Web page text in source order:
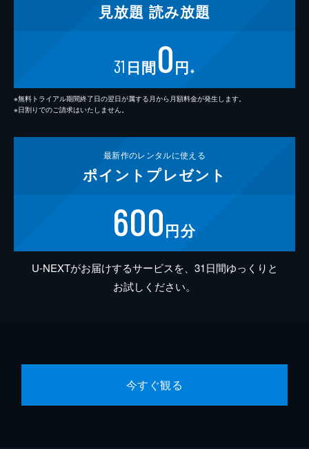
見放題 読み放題
31 日間0円 ※
※無料トライアル期間終了日の翌日が属する月から月額料金が発生します。
※日割りでのご請求はいたしません。
最新作のレンタルに使える
ポイント プレゼント
600円分
U-NEXTがお届けするサービスを、31日間ゆっくりと
お試しください。
今すぐ観る